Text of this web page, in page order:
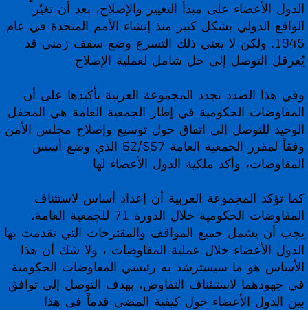
الدول الأعضاء على مبدأ التغيير والإصلاح، بعد أن تغيّر
الواقع الدولي بشكل كبير منذ إنشاء الأمم المتحدة في عام
1945. ولكن لا يعني ذلك التسرع وضع سقف زمني قد
يُعرقل التوصل إلى حل شامل لعملية الإصلاح
وفي هذا الصدد تجدد المجموعة العربية تأكيدها على أن
المفاوضات الحكومية في إطار الجمعية العامة هي المحفل
الوحيد للتوصل إلى اتفاق حول توسيع وإصلاح مجلس الأمن
وفقاً لمقرر الجمعية العامة 62/557 الذي وضع أسس
المفاوضات، وأكد ملكية الدول الأعضاء لها
كما تؤكد المجموعة العربية أن إعداد أساس لاستئناف
المفاوضات الحكومية خلال الدورة 71 للجمعية العامة،
يجب أن يشمل جميع المواقف والمقترحات التي تقدمت بها
الدول الأعضاء خلال عملية المفاوضات ، ولا شك أن هذا
الأساس هو ما سيسترشد به رئيسي المفاوضات الحكومية
في جهودهما لاستنئناف التفاوض، بهدف التوصل إلى توافق
بين الدول الأعضاء حول كيفية المضى قدماً فى هذا